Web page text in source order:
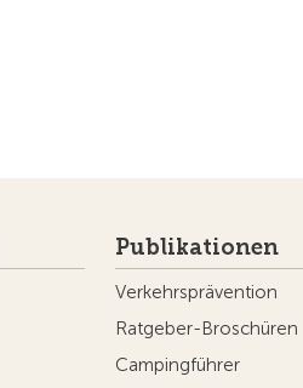
Publikationen
Verkehrsprävention
Ratgeber-Broschüren
Campingführer